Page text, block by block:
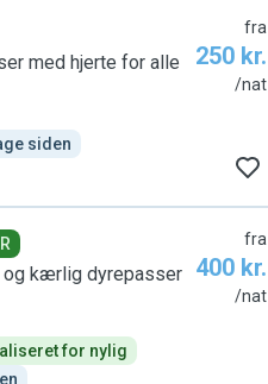
med hjerte for alle
siden
fra
250 kr.
/nat
og kærlig dyrepasser
for nylig
fra
400 kr.
/nat